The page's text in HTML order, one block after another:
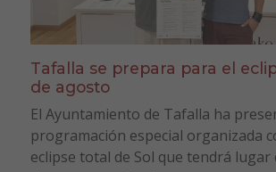
Tafalla se prepara para el
de agosto
El Ayuntamiento de Tafalla ha
programación especial organizada
eclipse total de Sol que tendrá lugar